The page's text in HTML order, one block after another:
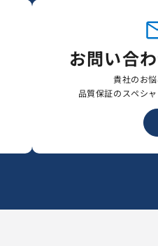
お問い合
貴社のお
品質保証のスペシ